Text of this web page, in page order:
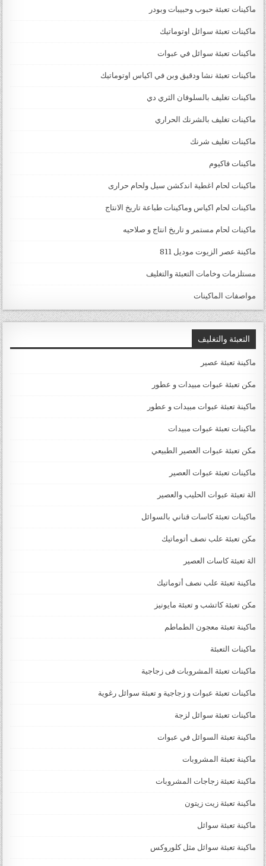
ماكينات تعبئة حبوب وحبيبات وبودر
ماكينات تعبئة سوائل اوتوماتيك
ماكينات تعبئة سوائل في عبوات
ماكينات تعبئة نشا ودقيق وبن في اكياس اوتوماتيك
ماكينات تغليف بالسلوفان الثري دي
ماكينات تغليف بالشرنك الحراري
ماكينات تغليف شرنك
ماكينات فاكيوم
ماكينات لحام اغطية اندكشن سيل ولحام حرارى
ماكينات لحام اكياس وماكينات طباعة تاريخ الانتاج
ماكينات لحام مستمر و تاريخ انتاج و صلاحيه
ماكينة عصر الزيوت موديل 811
مستلزمات وخامات التعبئة والتغليف
مواصفات الماكينات
التعبئة والتغليف
ماكينة تعبئة عصير
مكن تعبئة عبوات مبيدات و عطور
ماكينة تعبئة عبوات مبيدات و عطور
ماكينات تعبئة عبوات مبيدات
مكن تعبئة عبوات العصير الطبيعي
ماكينات تعبئة عبوات العصير
الة تعبئة عبوات الحليب والعصير
ماكينات تعبئة كاسات قناني بالسوائل
مكن تعبئة علب نصف أتوماتيك
الة تعبئة كاسات العصير
ماكينة تعبئة علب نصف أتوماتيك
مكن تعبئة كاتشب و تعبئة مايونيز
ماكينة تعبئة معجون الطماطم
ماكينات التعبئة
ماكينات تعبئة المشروبات فى زجاجية
ماكينات تعبئة عبوات و زجاجية و تعبئة سوائل رغوية
ماكينات تعبئة سوائل لزجة
‏‏‏ماكينة تعبئة السوائل في عبوات
ماكينة تعبئة المشروبات
ماكينة تعبئة زجاجات المشروبات
ماكينة تعبئة زيت زيتون
ماكينة تعبئة سوائل
ماكينة تعبئة سوائل مثل كلوروكس